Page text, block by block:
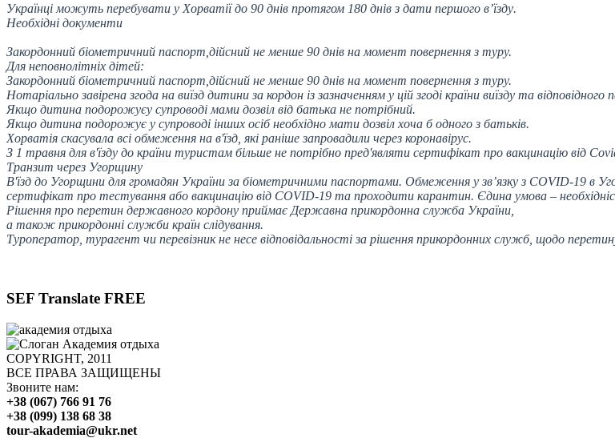
Українці можуть перебувати у Хорватії до 90 днів протягом 180 днів з дати першого в’їзду.
Необхідні документи
Закордонний біометричний паспорт дійсний не менше 90 днів на момент повернення з туру.
Для неповнолітніх дітей:
Закордонний біометричний паспорт дійсний не менше 90 днів на момент повернення з туру.
Нотаріально завірена згода на виїзд дитини за кордон із зазначенням у цій згоді країни виїзду та відповідного
Якщо дитина подорожуєу супроводі мами дозвіл від батька не потрібний.
Якщо дитина подорожує у супроводі інших осіб необхідно мати дозвіл хоча б одного з батьків.
Хорватія скасувала всі обмеження на в'їзд, які раніше запровадили через коронавірус.
З 1 травня для в'їзду до країни туристам більше не потрібно пред'являти сертифікат про вакцинацію від
Транзит через Угорщину
В'їзд до Угорщини для громадян України за біометричними паспортами. Обмеження у зв’язку з COVID-19 в
сертифікат про тестування або вакцинацію від COVID-19 та проходити карантин. Єдина умова –
Рішення про перетин державного кордону приймає Державна прикордонна служба України,
а також прикордонні служби країн слідування.
Туроператор, турагент чи перевізник не несе відповідальності за рішення прикордонних служб, щодо
SEF Translate FREE
COPYRIGHT, 2011
ВСЕ ПРАВА ЗАЩИЩЕНЫ
Звоните нам:
+38 (067) 766 91 76
+38 (099) 138 68 38
tour-akademia@ukr.net